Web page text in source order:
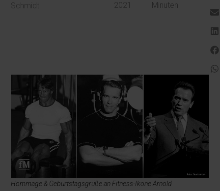
Schmidt
2021
Minuten
Hommage & Geburtstagsgrüße an Fitness-Ikone Arnold